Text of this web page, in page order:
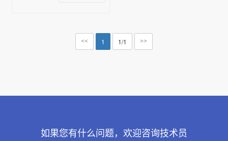
<< 1 1/1 >>
如果您有什么问题，欢迎咨询技术员